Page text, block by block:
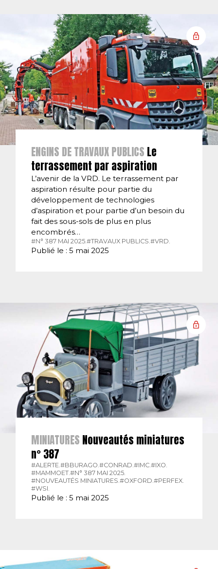
ENGINS DE TRAVAUX PUBLICS Le
terrassement par aspiration
L’avenir de la VRD. Le terrassement par
aspiration résulte pour partie du
développement de technologies
d’aspiration et pour partie d’un besoin du
fait des sous-sols de plus en plus
encombrés…
#N° 387 MAI 2025. #TRAVAUX PUBLICS. #VRD.
Publié le : 5 mai 2025
MINIATURES Nouveautés miniatures
n° 387
#ALERTE.#BBURAGO.#CONRAD.#IMC.#IXO.
#MAMMOET.#N° 387 MAI 2025.
#NOUVEAUTÉS MINIATURES.#OXFORD.#PERFEX.
#WSI.
Publié le : 5 mai 2025